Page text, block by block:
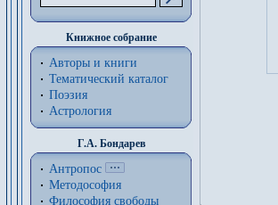
Книжное собрание
Авторы и книги
Тематический каталог
Поэзия
Астрология
Г.А. Бондарев
Антропос
Методософия
Философия cвободы